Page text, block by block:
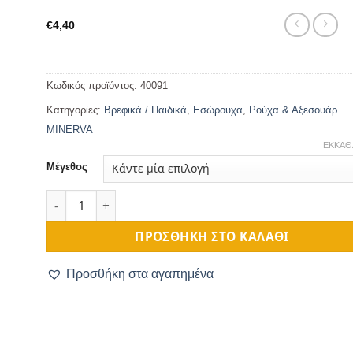
€4,40
Κωδικός προϊόντος: 40091
Κατηγορίες: Βρεφικά / Παιδικά, Εσώρουχα, Ρούχα & Αξεσουάρ
MINERVA
Μέγεθος
ΠΡΟΣΘΉΚΗ ΣΤΟ ΚΑΛΆΘΙ
Προσθήκη στα αγαπημένα